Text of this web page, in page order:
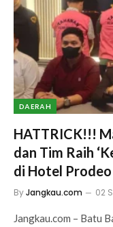
DAERAH
HATTRICK!!!
dan Tim Raih
di Hotel Prodeo
ByJangkau.com 02
Jangkau.com – Batu